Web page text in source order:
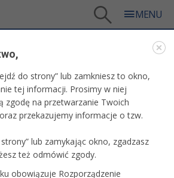
/ Regulamin uczestnictwa w Projekcie
MAŁOPOLSKA #2
W PROJEKCIE
MŚP, chcące wziąć udział
Boost for Małopolska 2”, zachęcamy
oraz załącznikami
do strony” lub zamkniesz to okno,
tej informacji. Prosimy w niej
zgodę na przetwarzanie Twoich
przekazujemy informacje o tzw.
lub zamykając okno, zgadzasz
też odmówić zgody.
obowiązuje Rozporządzenie